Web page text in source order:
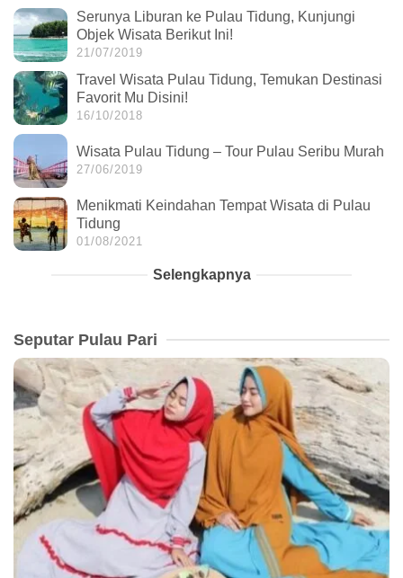
Serunya Liburan ke Pulau Tidung, Kunjungi
Objek Wisata Berikut Ini!
21/07/2019
Travel Wisata Pulau Tidung, Temukan Destinasi
Favorit Mu Disini!
16/10/2018
Wisata Pulau Tidung – Tour Pulau Seribu Murah
27/06/2019
Menikmati Keindahan Tempat Wisata di Pulau
Tidung
01/08/2021
Selengkapnya
Seputar Pulau Pari